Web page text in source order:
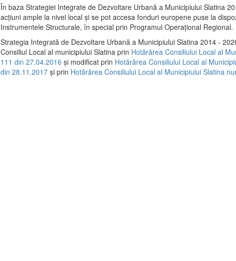
În baza Strategiei Integrate de Dezvoltare Urbană a Municipiului Slatina
acţiuni ample la nivel local şi se pot accesa fonduri europene puse la
Instrumentele Structurale, în special prin Programul Operațional Regional.
Strategia Integrată de Dezvoltare Urbană a Municipiului Slatina 2014 -
Consiliul Local al municipiului Slatina prin Hotărârea Consiliului Local al
111 din 27.04.2016 și modificat prin Hotărârea Consiliului Local al
din 28.11.2017 și prin Hotărârea Consiliului Local al Municipiului Slatina